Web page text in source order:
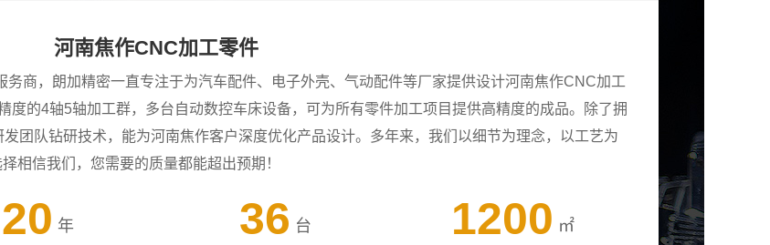
河南焦作CNC加工零件
商，朗加精密一直专注于为汽车配件、电子外壳、气动配件等厂家提供设计河南焦作CNC加工
度的4轴5轴加工群，多台自动数控车床设备，可为所有零件加工项目提供高精度的成品。除了拥
团队钻研技术，能为河南焦作客户深度优化产品设计。多年来，我们以细节为理念，以工艺为
相信我们，您需要的质量都能超出预期！
20 年 36 台 1200 ㎡